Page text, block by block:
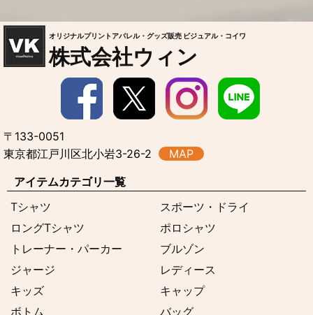
オリジナルプリントアパレル・グッズ販売 ビジュアル・コイワ
株式会社ウィン
〒133-0051
東京都江戸川区北小岩3-26-2
MAP
アイテムカテゴリ一覧
Tシャツ
スポーツ・ドライ
ロングTシャツ
ポロシャツ
トレーナー・パーカー
ブルゾン
ジャージ
レディース
キッズ
キャップ
ボトム
バッグ